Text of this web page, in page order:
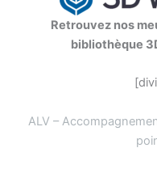
Retrouvez nos
bibliothèque
ALV –